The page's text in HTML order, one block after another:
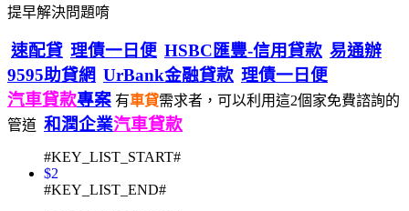
提早解決問題唷
速配貸 理債一日便 HSBC匯豐-信用貸款 易通辦
9595助貸網 UrBank金融貸款 理債一日便
汽車貸款專案 有車貸需求者，可以利用這2個家免費諮詢的
管道 和潤企業汽車貸款
#KEY_LIST_START#
$2
#KEY_LIST_END#